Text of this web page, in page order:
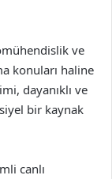
ve
konuları haline
dayanıklı ve
bir kaynak
canlı